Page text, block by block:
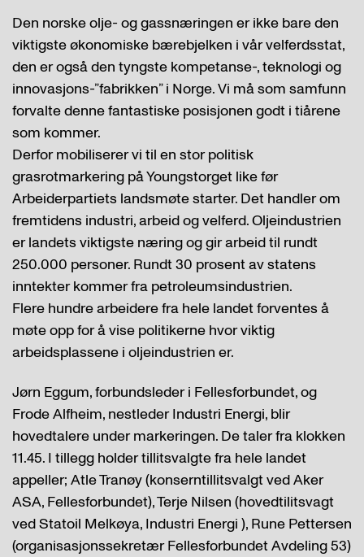
Den norske olje- og gassnæringen er ikke bare den
viktigste økonomiske bærebjelken i vår velferdsstat,
den er også den tyngste kompetanse-, teknologi og
innovasjons-”fabrikken” i Norge. Vi må som samfunn
forvalte denne fantastiske posisjonen godt i tiårene
som kommer.
Derfor mobiliserer vi til en stor politisk
grasrotmarkering på Youngstorget like før
Arbeiderpartiets landsmøte starter. Det handler om
fremtidens industri, arbeid og velferd. Oljeindustrien
er landets viktigste næring og gir arbeid til rundt
250.000 personer. Rundt 30 prosent av statens
inntekter kommer fra petroleumsindustrien.
Flere hundre arbeidere fra hele landet forventes å
møte opp for å vise politikerne hvor viktig
arbeidsplassene i oljeindustrien er.
Jørn Eggum, forbundsleder i Fellesforbundet, og
Frode Alfheim, nestleder Industri Energi, blir
hovedtalere under markeringen. De taler fra klokken
11.45. I tillegg holder tillitsvalgte fra hele landet
appeller; Atle Tranøy (konserntillitsvalgt ved Aker
ASA, Fellesforbundet), Terje Nilsen (hovedtilitsvagt
ved Statoil Melkøya, Industri Energi ), Rune Pettersen
(organisasjonssekretær Fellesforbundet Avdeling 53)